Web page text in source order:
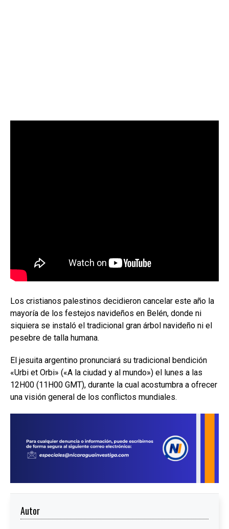
Los cristianos palestinos decidieron cancelar este año la
mayoría de los festejos navideños en Belén, donde ni
siquiera se instaló el tradicional gran árbol navideño ni el
pesebre de talla humana.
El jesuita argentino pronunciará su tradicional bendición
«Urbi et Orbi» («A la ciudad y al mundo») el lunes a las
12H00 (11H00 GMT), durante la cual acostumbra a ofrecer
una visión general de los conflictos mundiales.
Autor